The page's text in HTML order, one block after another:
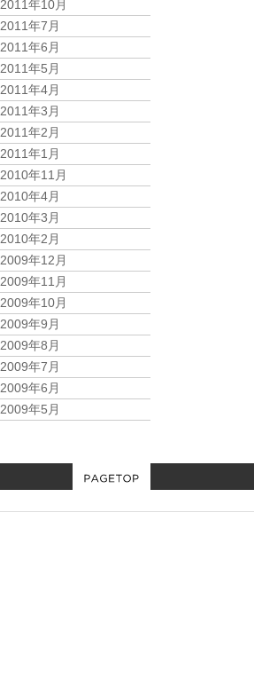
2011年10月
2011年7月
2011年6月
2011年5月
2011年4月
2011年3月
2011年2月
2011年1月
2010年11月
2010年4月
2010年3月
2010年2月
2009年12月
2009年11月
2009年10月
2009年9月
2009年8月
2009年7月
2009年6月
2009年5月